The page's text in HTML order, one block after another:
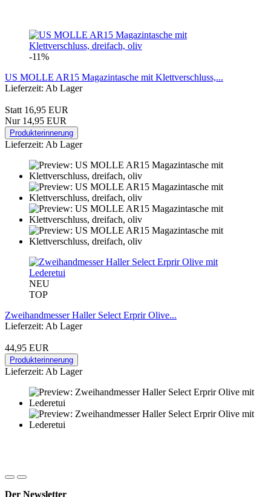
-11%
US MOLLE AR15 Magazintasche mit Klettverschluss,...
Lieferzeit: Ab Lager
Statt 16,95 EUR
Nur 14,95 EUR
Produkterinnerung
Lieferzeit: Ab Lager
NEU
TOP
Zweihandmesser Haller Select Erprir Olive...
Lieferzeit: Ab Lager
44,95 EUR
Produkterinnerung
Lieferzeit: Ab Lager
Der Newsletter